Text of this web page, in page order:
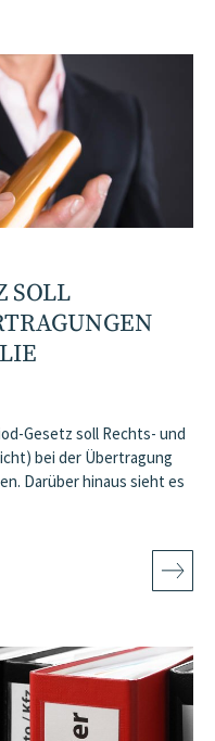
SOLL
Gesetz soll Rechts- und
bei der Übertragung
Darüber hinaus sieht es